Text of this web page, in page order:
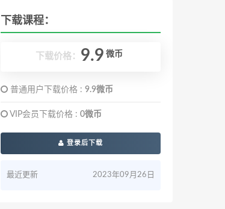
下载课程：
下载价格： 9.9 微币
普通用户下载价格 : 9.9微币
VIP会员下载价格 : 0微币
登录后下载
最近更新 2023年09月26日